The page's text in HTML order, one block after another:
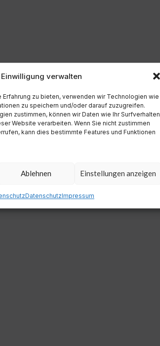
Einwilligung verwalten
zu bieten, verwenden wir Technologien wie
zu speichern und/oder darauf zuzugreifen.
zustimmen, können wir Daten wie Ihr Surfverhalten
Website verarbeiten. Wenn Sie nicht zustimmen
kann dies bestimmte Features und Funktionen
Ablehnen Einstellungen anzeigen
DatenschutzImpressum